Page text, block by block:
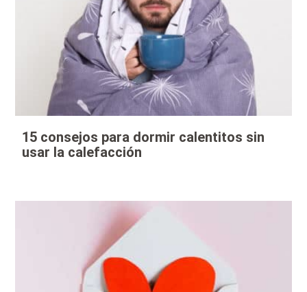
15 consejos para dormir calentitos sin
usar la calefacción